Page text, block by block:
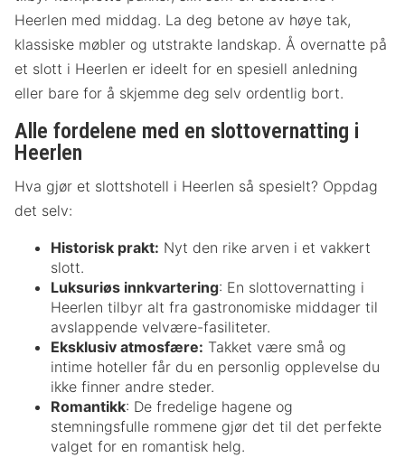
Heerlen med middag. La deg betone av høye tak,
klassiske møbler og utstrakte landskap. Å overnatte på
et slott i Heerlen er ideelt for en spesiell anledning
eller bare for å skjemme deg selv ordentlig bort.
Alle fordelene med en slottovernatting i
Heerlen
Hva gjør et slottshotell i Heerlen så spesielt? Oppdag
det selv:
Historisk prakt: Nyt den rike arven i et vakkert
slott.
Luksuriøs innkvartering: En slottovernatting i
Heerlen tilbyr alt fra gastronomiske middager til
avslappende velvære-fasiliteter.
Eksklusiv atmosfære: Takket være små og
intime hoteller får du en personlig opplevelse du
ikke finner andre steder.
Romantikk: De fredelige hagene og
stemningsfulle rommene gjør det til det perfekte
valget for en romantisk helg.